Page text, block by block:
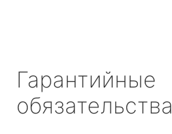
Гарантийные
обязательства